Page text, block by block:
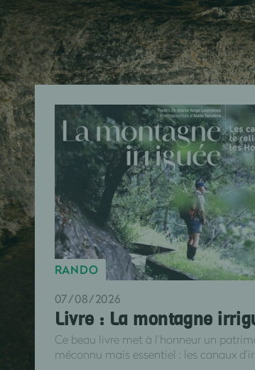
RANDO
07/08/2026
Livre : La montagne
Ce beau livre met à l’honneur un
méconnu mais essentiel : les canaux